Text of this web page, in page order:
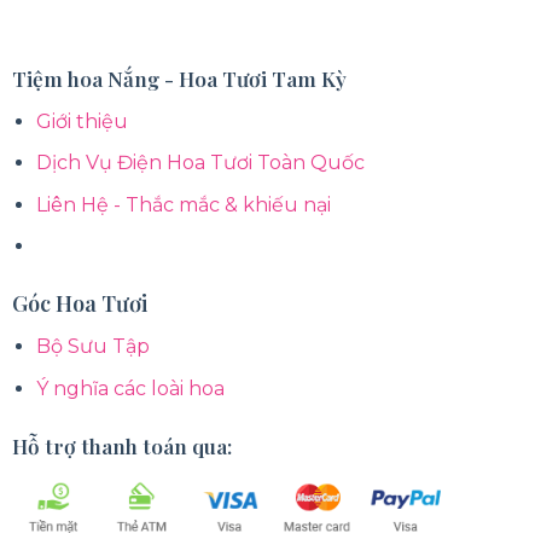
Tiệm hoa Nắng - Hoa Tươi Tam Kỳ
Giới thiệu
Dịch Vụ Điện Hoa Tươi Toàn Quốc
Liên Hệ - Thắc mắc & khiếu nại
Góc Hoa Tươi
Bộ Sưu Tập
Ý nghĩa các loài hoa
Hỗ trợ thanh toán qua: